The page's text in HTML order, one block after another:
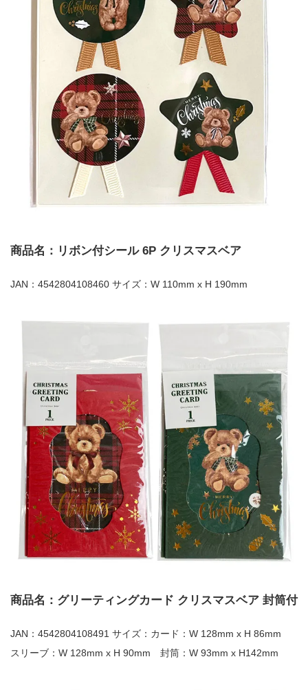
商品名：リボン付シール 6P クリスマスベア
JAN：4542804108460 サイズ：W 110mm x H 190mm
商品名：グリーティングカード クリスマスベア 封筒付
JAN：4542804108491 サイズ：カード：W 128mm x H 86mm
スリーブ：W 128mm x H 90mm 封筒：W 93mm x H142mm